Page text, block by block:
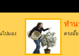
ไปมอง
ทำน
ตรงมั๊